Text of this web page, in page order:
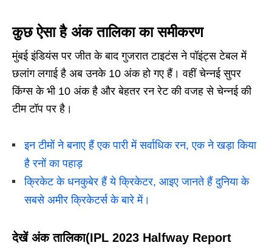
कुछ ऐसा है अंक तालिका का समीकरण
मुंबई इंडियंस पर जीत के बाद गुजरात टाइटंस ने पॉइंट्स टेबल में
छलांग लगाई है अब उनके 10 अंक हो गए हैं। वहीं चेन्नई सुपर
किंग्स के भी 10 अंक है और बेहतर रन रेट की वजह से चेन्नई की
टीम टॉप पर है।
इन टीमों ने बनाए हैं एक पारी में सर्वाधिक रन, एक ने खड़ा किया
है रनों का पहाड़
क्रिकेट के धनकुबेर हैं ये क्रिकेटर, आइए जानते हैं दुनिया के
सबसे अमीर क्रिकेटर्स के बारे में।
देखें अंक तालिका(IPL 2023 Halfway Report